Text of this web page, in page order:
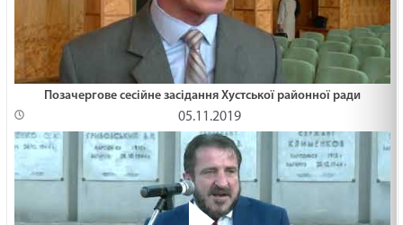
Позачергове сесійне засідання Хустської районної ради
05.11.2019